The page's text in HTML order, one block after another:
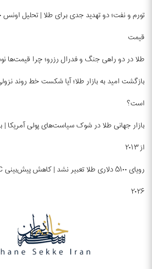
تورم و نفت؛ دو تهدید جدی برای طلا | تحلیل اونس
قیمت
طلا در دو راهی جنگ و فدرال رزرو؛ چرا قیمت‌ها
بازگشت امید به بازار طلا؛ آیا شکست خط روند
است؟
بازار جهانی طلا در شوک سیاست‌های پولی آمریکا |
از ۲۰۱۳
۲۰۲۶